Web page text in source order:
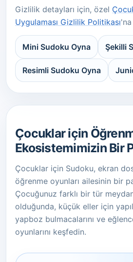
Gizlilik detayları için, özel
Uygulaması Gizlilik Politikası'na
Mini Sudoku Oyna Şekilli
Resimli Sudoku Oyna
Çocuklar için
Ekosistemimizin Bir
Çocuklar için Sudoku, ekran
öğrenme oyunları ailesinin bir
Çocuğunuz farklı bir tür
olduğunda, küçük eller için
yapboz bulmacalarını ve
oyunlarını keşfedin.